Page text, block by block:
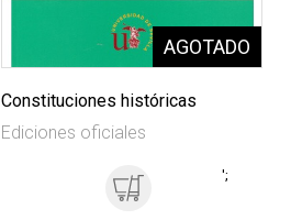
Constituciones históricas
Ediciones oficiales
';